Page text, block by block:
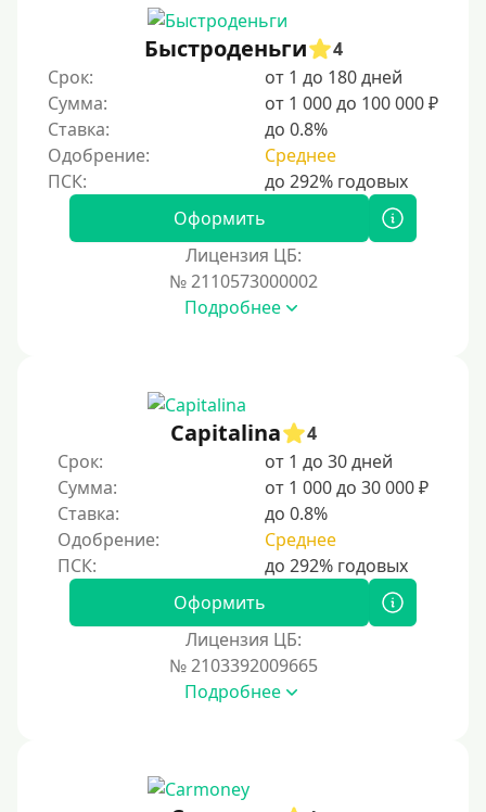
Для иностранных граждан Узбекистана
Для граждан СНГ
Сумма (рублей)
100 руб
300 руб
2500 руб
3000 руб
4000 руб
5000 руб
7000 руб
Быстроденьги
4
Срок:
от 1 до 180 дней
Сумма:
от 1 000 до 100 000 ₽
Ставка:
до 0.8%
Одобрение:
Среднее
Оформить
Лицензия ЦБ:
№ 2110573000002
Подробнее
Capitalina
4
Срок:
от 1 до 30 дней
Сумма:
от 1 000 до 30 000 ₽
Ставка:
до 0.8%
Одобрение:
Среднее
Оформить
Лицензия ЦБ:
№ 2103392009665
Подробнее